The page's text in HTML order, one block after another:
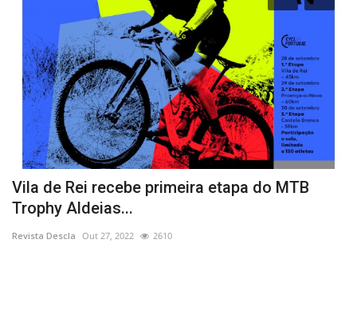
Vila de Rei recebe primeira etapa do MTB
Trophy Aldeias...
Revista Descla Out 27, 2022 2610